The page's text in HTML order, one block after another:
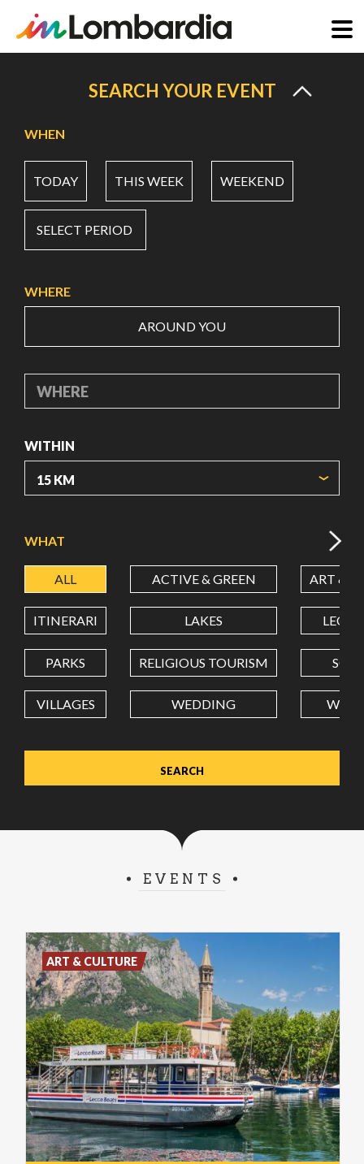
content
SEARCH YOUR EVENT
WHEN
TODAY THIS WEEK WEEKEND
SELECT PERIOD
WHERE
AROUND YOU
WHERE
WITHIN
LATITUDE
LONGITUDE
Value in decimal degrees. Use dot (.) as decimal separator.
WHAT
ALL ACTIVE & GREEN ART &
ITINERARI LAKES
PARKS RELIGIOUS TOURISM
VILLAGES WEDDING
EVENTS
ART & CULTURE